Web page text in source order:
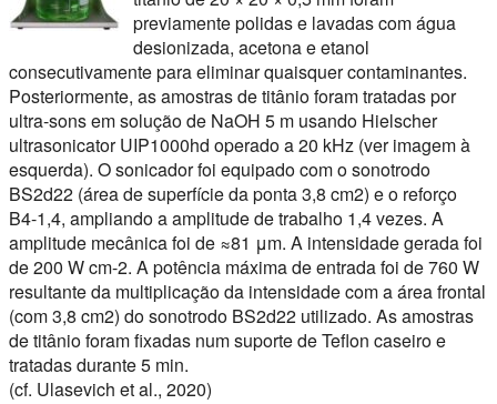
previamente polidas e lavadas com água
desionizada, acetona e etanol
consecutivamente para eliminar quaisquer contaminantes.
Posteriormente, as amostras de titânio foram tratadas por
ultra-sons em solução de NaOH 5 m usando Hielscher
ultrasonicator UIP1000hd operado a 20 kHz (ver imagem à
esquerda). O sonicador foi equipado com o sonotrodo
BS2d22 (área de superfície da ponta 3,8 cm2) e o reforço
B4-1,4, ampliando a amplitude de trabalho 1,4 vezes. A
amplitude mecânica foi de ≈81 μm. A intensidade gerada foi
de 200 W cm-2. A potência máxima de entrada foi de 760 W
resultante da multiplicação da intensidade com a área frontal
(com 3,8 cm2) do sonotrodo BS2d22 utilizado. As amostras
de titânio foram fixadas num suporte de Teflon caseiro e
tratadas durante 5 min.
(cf. Ulasevich et al., 2020)